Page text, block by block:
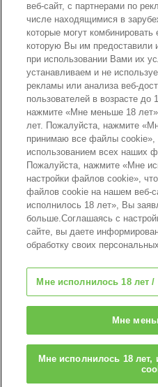
Номер артикула : 5746
©
веб-сайт, с партнерами по
числе находящимися в
которые могут
которую Вы им предоставили
при использовании Вами их
устанавливаем и не
рекламы или анализа веб-
пользователей в возрасте до
нажмите «Мне меньше 18
лет. Пожалуйста, нажмите
принимаю все файлы cookie»,
использованием всех наших
Пожалуйста, нажмите «Мне
настройки файлов cookie»,
файлов cookie на нашем веб-
исполнилось 18 лет», Вы
больше.Соглашаясь с
сайте, вы даете
обработку своих
Мне исполнилось 18 лет
Мне
Мне исполнилось 18